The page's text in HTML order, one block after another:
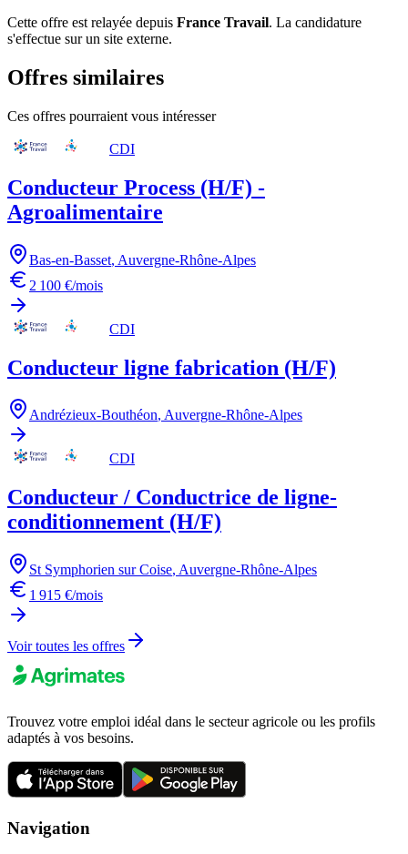
Cette offre est relayée depuis France Travail. La candidature
s'effectue sur un site externe.
Offres similaires
Ces offres pourraient vous intéresser
CDI
Conducteur Process (H/F) -
Agroalimentaire
Bas-en-Basset, Auvergne-Rhône-Alpes
2 100 €/mois
CDI
Conducteur ligne fabrication (H/F)
Andrézieux-Bouthéon, Auvergne-Rhône-Alpes
CDI
Conducteur / Conductrice de ligne-
conditionnement (H/F)
St Symphorien sur Coise, Auvergne-Rhône-Alpes
1 915 €/mois
Voir toutes les offres
Trouvez votre emploi idéal dans le secteur agricole ou les profils
adaptés à vos besoins.
Navigation